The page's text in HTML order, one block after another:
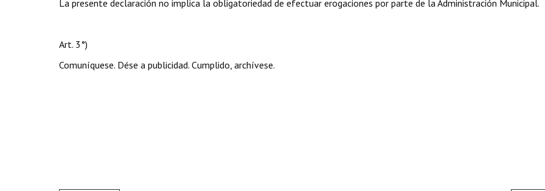
La presente declaración no implica la obligatoriedad de efectuar erogaciones por parte de la Administración Municipal.
Art. 3°)
Comuníquese. Dése a publicidad. Cumplido, archívese.